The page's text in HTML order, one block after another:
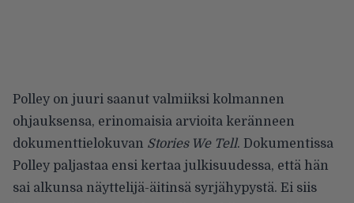
Polley on juuri saanut valmiiksi kolmannen
ohjauksensa, erinomaisia arvioita keränneen
dokumenttielokuvan Stories We Tell. Dokumentissa
Polley paljastaa ensi kertaa julkisuudessa, että hän
sai alkunsa näyttelijä-äitinsä syrjähypystä. Ei siis